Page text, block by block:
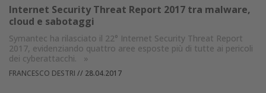
Internet Security Threat Report 2017 tra malware,
cloud e sabotaggi
Symantec ha rilasciato il 22° Internet Security Threat Report
2017, evidenziando quattro aree esposte più di tutte ai pericoli
dei cyberattacchi.
»
FRANCESCO DESTRI // 28.04.2017